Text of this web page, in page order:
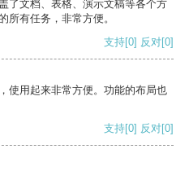
了文档、表格、演示文稿等各个方
所有任务，非常方便。
支持[0] 反对[0]
使用起来非常方便。功能的布局也
支持[0] 反对[0]